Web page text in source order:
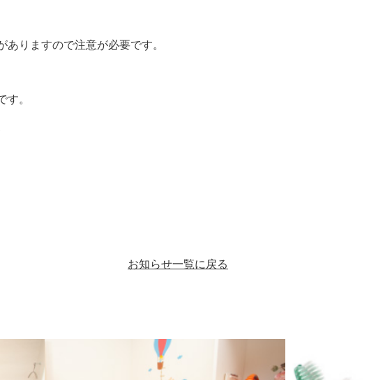
りますので注意が必要です。
。
お知らせ一覧に戻る